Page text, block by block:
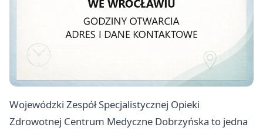
Wojewódzki Zespół Specjalistycznej Opieki
Zdrowotnej Centrum Medyczne Dobrzyńska to jedna